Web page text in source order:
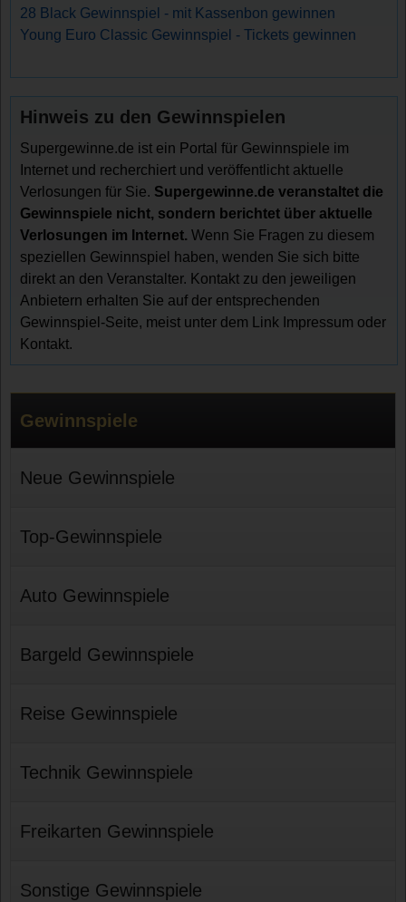
28 Black Gewinnspiel - mit Kassenbon gewinnen
Young Euro Classic Gewinnspiel - Tickets gewinnen
Hinweis zu den Gewinnspielen
Supergewinne.de ist ein Portal für Gewinnspiele im
Internet und recherchiert und veröffentlicht aktuelle
Verlosungen für Sie. Supergewinne.de veranstaltet die
Gewinnspiele nicht, sondern berichtet über aktuelle
Verlosungen im Internet. Wenn Sie Fragen zu diesem
speziellen Gewinnspiel haben, wenden Sie sich bitte
direkt an den Veranstalter. Kontakt zu den jeweiligen
Anbietern erhalten Sie auf der entsprechenden
Gewinnspiel-Seite, meist unter dem Link Impressum oder
Kontakt.
Gewinnspiele
Neue Gewinnspiele
Top-Gewinnspiele
Auto Gewinnspiele
Bargeld Gewinnspiele
Reise Gewinnspiele
Technik Gewinnspiele
Freikarten Gewinnspiele
Sonstige Gewinnspiele